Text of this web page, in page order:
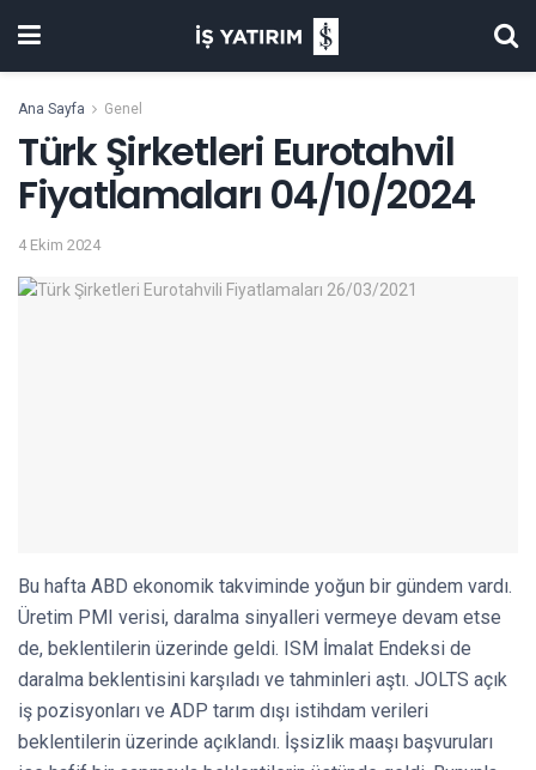
Ana Sayfa Genel
Türk Şirketleri Eurotahvil
Fiyatlamaları 04/10/2024
4 Ekim 2024
Bu hafta ABD ekonomik takviminde yoğun bir gündem vardı.
Üretim PMI verisi, daralma sinyalleri vermeye devam etse
de, beklentilerin üzerinde geldi. ISM İmalat Endeksi de
daralma beklentisini karşıladı ve tahminleri aştı. JOLTS açık
iş pozisyonları ve ADP tarım dışı istihdam verileri
beklentilerin üzerinde açıklandı. İşsizlik maaşı başvuruları